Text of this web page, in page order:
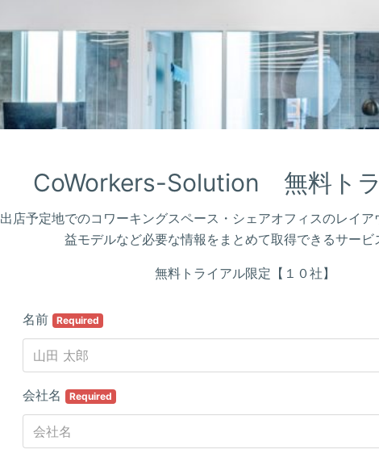
CoWorkers-Solution　無料ト
出店予定地でのコワーキングスペース・シェアオフィスのレイ
益モデルなど必要な情報をまとめて取得できるサービ
無料トライアル限定【１０社】
名前 Required
会社名 Required